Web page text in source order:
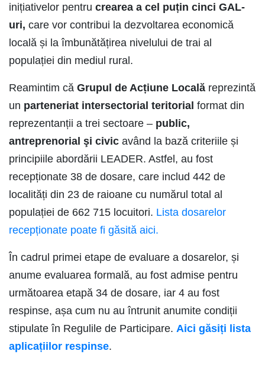
inițiativelor pentru crearea a cel puțin cinci GAL-
uri, care vor contribui la dezvoltarea economică
locală și la îmbunătățirea nivelului de trai al
populației din mediul rural.
Reamintim că Grupul de Acțiune Locală reprezintă
un parteneriat intersectorial teritorial format din
reprezentanții a trei sectoare – public,
antreprenorial şi civic având la bază criteriile și
principiile abordării LEADER. Astfel, au fost
recepționate 38 de dosare, care includ 442 de
localități din 23 de raioane cu numărul total al
populației de 662 715 locuitori. Lista dosarelor
recepționate poate fi găsită aici.
În cadrul primei etape de evaluare a dosarelor, și
anume evaluarea formală, au fost admise pentru
următoarea etapă 34 de dosare, iar 4 au fost
respinse, așa cum nu au întrunit anumite condiții
stipulate în Regulile de Participare. Aici găsiți lista
aplicațiilor respinse.